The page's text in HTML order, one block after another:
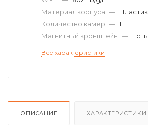
Материал корпуса — Пластик
Количество камер — 1
Магнитный кронштейн — Есть
Все характеристики
ОПИСАНИЕ ХАРАКТЕРИСТИКИ